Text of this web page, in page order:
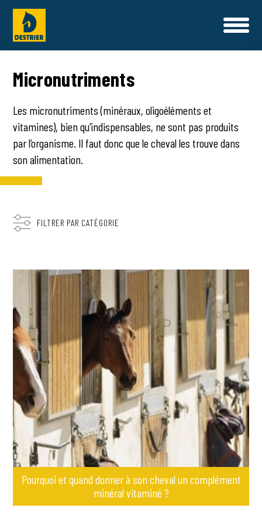
L'UNIVERS DESTRIER
NOS ENGAGEMENTS QUALITÉ
NOS SAVOIR-FAIRE
PROGRAMMES ALIMENTAIRES
CONSEILS NUTRITION
NOS ALIMENTS
NOS COMPLEMENTS NUTRITIONNELS & SOINS
COMPOSER MA RATION
CONTACT
NOUS CONTACTER
RECHERCHER
OÙ TROUVER NOS PRODUITS
Micronutriments
Les micronutriments (minéraux, oligoéléments et
vitamines), bien qu’indispensables, ne sont pas produits
par l’organisme. Il faut donc que le cheval les trouve dans
son alimentation.
FILTRER PAR CATÉGORIE
Pourquoi et quand donner à son cheval un complément
minéral vitaminé ?